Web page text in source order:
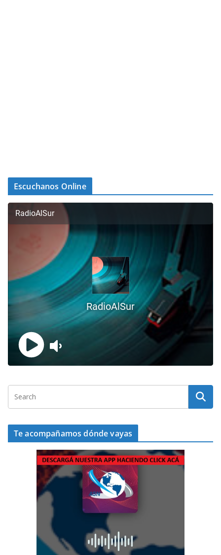
Escuchanos Online
Te acompañamos dónde vayas